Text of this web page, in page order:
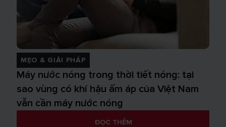
MẸO & GIẢI PHÁP
Máy nước nóng trong thời tiết nóng: tại
sao vùng có khí hậu ấm áp của Việt Nam
vẫn cần máy nước nóng
ĐỌC THÊM